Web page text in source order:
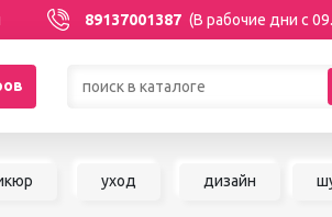
89137001387 (В рабочие дни с
скидками по
уход дизайн